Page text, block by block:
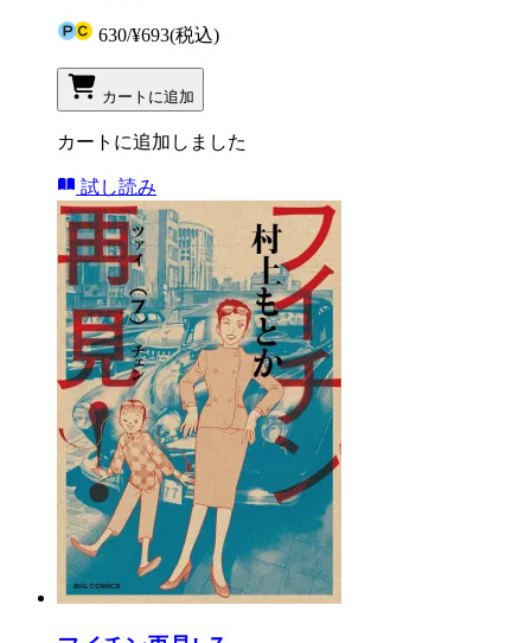
630/¥693(税込)
カートに追加
カートに追加しました
試し読み